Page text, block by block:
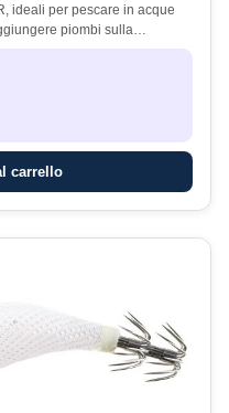
ideali per pescare in acque
piombi sulla…
carrello